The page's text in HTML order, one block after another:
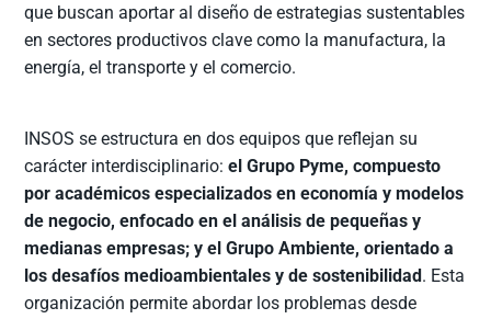
que buscan aportar al diseño de estrategias sustentables
en sectores productivos clave como la manufactura, la
energía, el transporte y el comercio.
INSOS se estructura en dos equipos que reflejan su
carácter interdisciplinario:el Grupo Pyme, compuesto
por académicos especializados en economía y modelos
de negocio, enfocado en el análisis de pequeñas y
medianas empresas; y el Grupo Ambiente, orientado a
los desafíos medioambientales y de sostenibilidad . Esta
organización permite abordar los problemas desde